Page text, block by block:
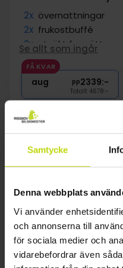
Samtycke
Denna webbplats
Vi använder
och annonserna till
för sociala medier och
vidarebefordrar även
2x övernattningar
2x frukostbuffé
2x utsökt
2x gratis kaffe/te på
∞ Gratis parkering
Se allt som ingår
FÅ KVAR
aug pp2339:-
Totalt 4678:-
FAQ
Vilka hotell i
erbjuder måltider
Ja, Risskov erbjuder